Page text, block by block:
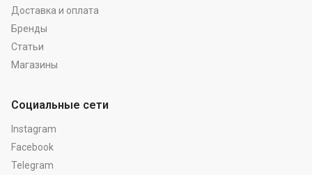
Доставка и оплата
Бренды
Статьи
Магазины
Социальные сети
Instagram
Facebook
Telegram